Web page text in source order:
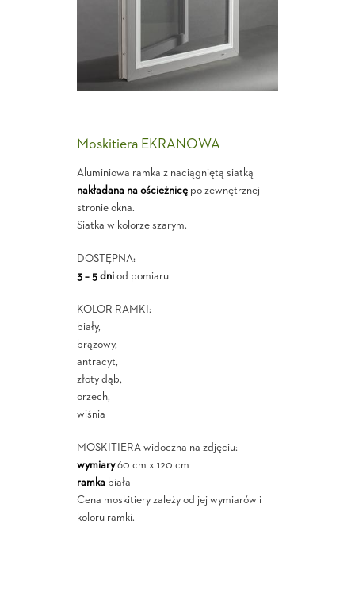
Moskitiera EKRANOWA
Aluminiowa ramka z naciągniętą siatką
nakładana na ościeżnicępo zewnętrznej
stronie okna.
Siatka w kolorze szarym.
DOSTĘPNA:
3 – 5 dniod pomiaru
KOLOR RAMKI:
biały,
brązowy,
antracyt,
złoty dąb,
orzech,
wiśnia
MOSKITIERA widoczna na zdjęciu:
wymiary60 cm x 120 cm
ramkabiała
Cena moskitiery zależy od jej wymiarów i
koloru ramki.